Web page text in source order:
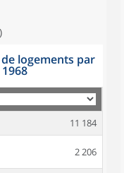
logements par
11 184
2 206